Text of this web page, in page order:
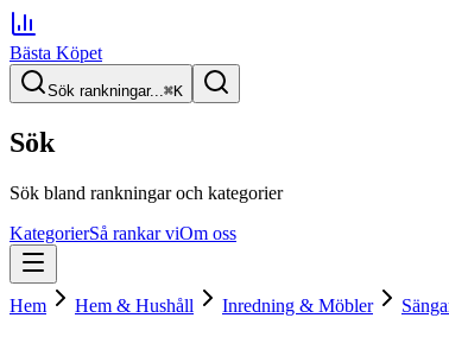
Bästa Köpet
Sök rankningar...⌘K
Sök
Sök bland rankningar och kategorier
KategorierSå rankar viOm oss
Hem Hem & Hushåll Inredning & Möbler